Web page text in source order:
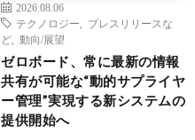
2026.08.06
テクノロジー
プレスリリースな
ど
動向/展望
ゼロボード、常に最新の情報
共有が可能な“動的サプライヤ
ー管理”実現する新システムの
提供開始へ